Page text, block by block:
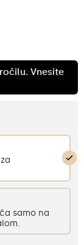
Vnesite
samo na